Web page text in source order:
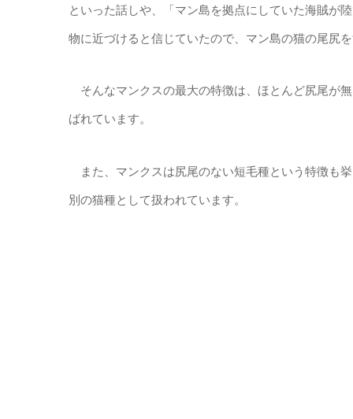
といった話しや、「マン島を拠点にしていた海賊が
物に近づけると信じていたので、マン島の猫の尾尻
そんなマンクスの最大の特徴は、ほとんど尻尾が
ばれています。
また、マンクスは尻尾のない短毛種という特徴も
別の猫種として扱われています。